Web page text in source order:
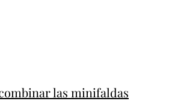
las minifaldas